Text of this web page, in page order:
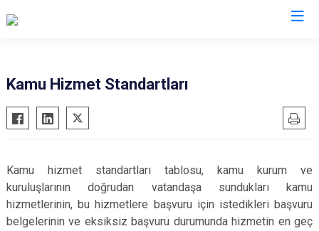
Akyazı
Ferizli
Hendek
Karapürçek
Karasu
Taraklı
Adapazarı
Arifiye
Kamu Hizmet Standartları
Kamu hizmet standartları tablosu, kamu kurum ve
kuruluşlarının doğrudan vatandaşa sundukları kamu
hizmetlerinin, bu hizmetlere başvuru için istedikleri başvuru
belgelerinin ve eksiksiz başvuru durumunda hizmetin en geç